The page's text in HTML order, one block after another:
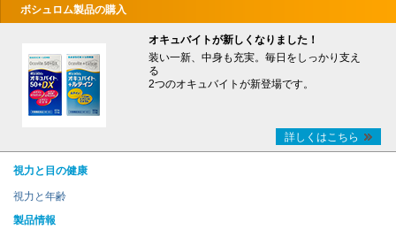
ボシュロム製品の購入
オキュバイトが新しくなりました！
装い一新、中身も充実。毎日をしっかり支え
る
2つのオキュバイトが新登場です。
詳しくはこちら
視力と目の健康
視力と年齢
製品情報